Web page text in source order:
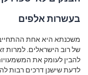
בעשרות אלפים
משכנתא היא אחת
של רוב הישראלים. למרות
להבין לעומק את
לדעת שישנן דרכים רבות